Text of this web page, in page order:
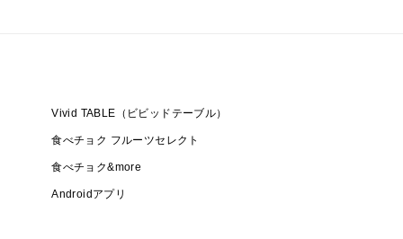
Vivid TABLE（ビビッドテーブル）
食べチョク フルーツセレクト
食べチョク&more
Androidアプリ